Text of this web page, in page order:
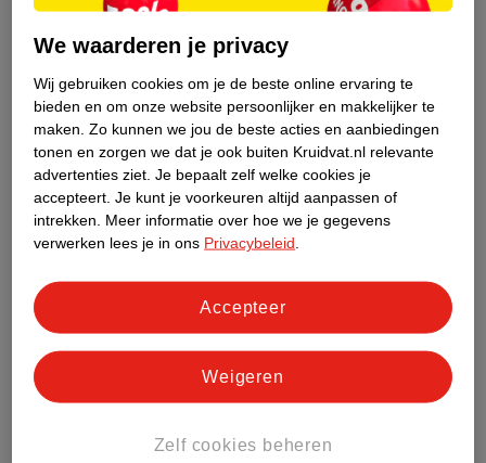
zelfzorg, ook online. Wat je
gezondheidsvraag ook is, stel hem aan
Stel je gezondheidsvraag
Ook in deze winkel
Kruidvat.nl ophaalpunt
Laat je bestelling snel en gemakkelijk bezorgen in de
Kruidvat is een gecertificeerd drogist. Dit betekent dat je
We waarderen je privacy
Wij gebruiken cookies om je de beste online ervaring te
bieden en om onze website persoonlijker en makkelijker te
maken. Zo kunnen we jou de beste acties en aanbiedingen
tonen en zorgen we dat je ook buiten Kruidvat.nl relevante
advertenties ziet. Je bepaalt zelf welke cookies je
accepteert. Je kunt je voorkeuren altijd aanpassen of
intrekken.
Meer informatie over hoe we je gegevens
verwerken lees je in ons Privacybeleid
Zelf cookies beheren
Weigeren
Accepteer